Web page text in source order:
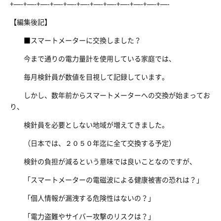
+—-+—-+—-+—-+—-+—-+—-+—-+—-+—-+—-+—-
【編集後記】
■スマートメーターに交換しました？
今まで通りの電力量計を使用している家庭では、
毎月検針員が数値を目視して記録しています。
しかし、数年前からスマートメーターへの交換が始まってお
り、
検針員を必要としない地域が増えてきました。
（日本では、２０５０年迄に全て交換する予定）
検針の負担が減るという意味では良いことなのですが、
「スマートメーターの電磁波による健康被害の恐れは？」
「個人情報が漏洩する危険性はないの？」
「電力盗難やサイバー攻撃のリスクは？」